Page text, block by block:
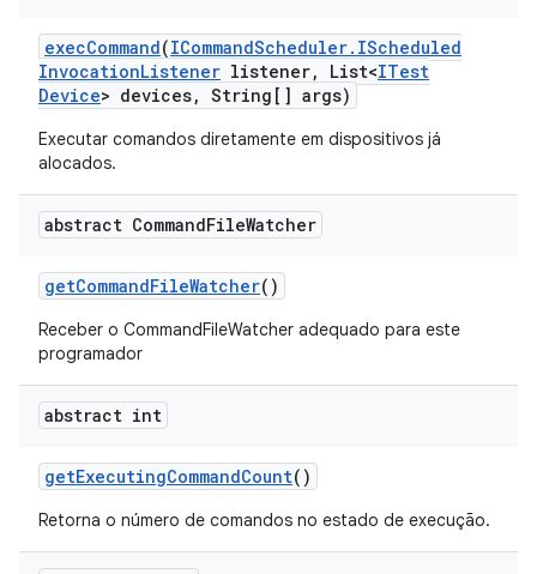
execCommand(ICommandScheduler. IScheduled
InvocationListener listener, List<ITest
Device> devices, String[] args)
Executar comandos diretamente em dispositivos já
alocados.
abstract CommandFileWatcher
getCommandFileWatcher()
Receber o CommandFileWatcher adequado para este
programador
abstract int
getExecutingCommandCount()
Retorna o número de comandos no estado de execução.